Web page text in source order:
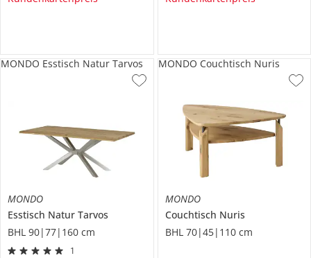
MONDO
Esstisch Natur Tarvos
BHL 90|77|160 cm
1
MONDO Esstisch Natur Tarvos
MONDO
Couchtisch Nuris
BHL 70|45|110 cm
MONDO Couchtisch Nuris